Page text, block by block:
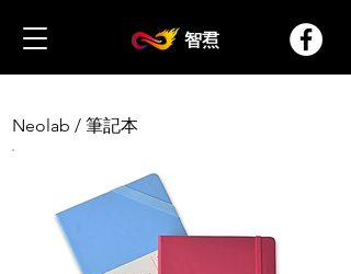
智焄
Neolab / 筆記本